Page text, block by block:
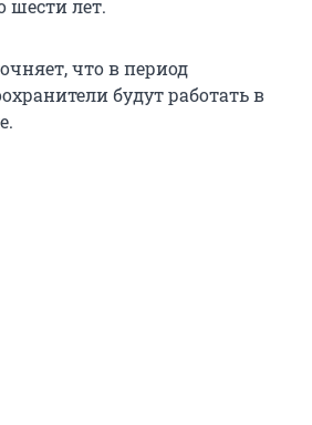
шести лет.
что в период
будут работать в